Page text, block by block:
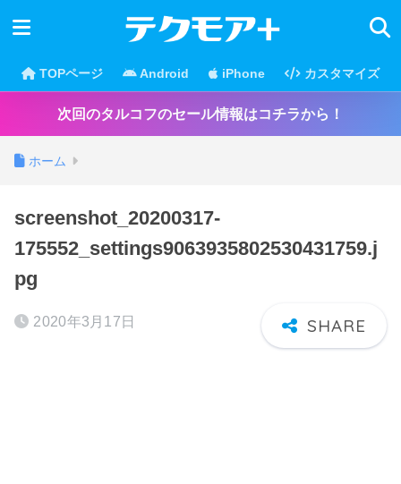
TOPページ Android iPhone カスタマイズ
次回のタルコフのセール情報はコチラから！
ホーム
screenshot_20200317-
175552_settings9063935802530431759.j
pg
2020年3月17日